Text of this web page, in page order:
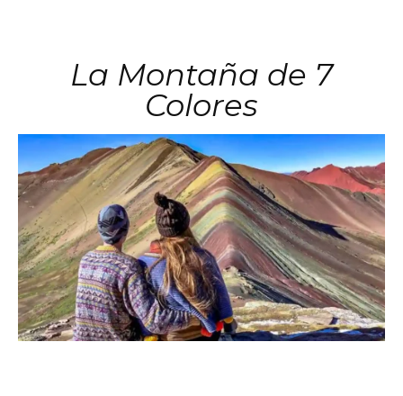
La Montaña de 7
Colores